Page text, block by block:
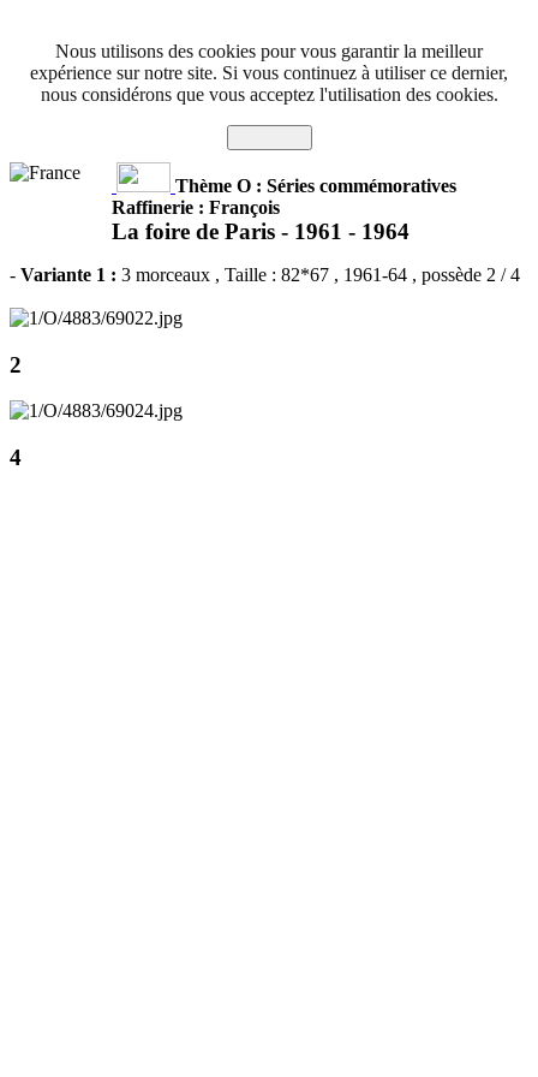
Nous utilisons des cookies pour vous garantir la meilleur
expérience sur notre site. Si vous continuez à utiliser ce dernier,
nous considérons que vous acceptez l'utilisation des cookies.
Thème O : Séries commémoratives
Raffinerie : François
La foire de Paris - 1961 - 1964
- Variante 1 : 3 morceaux , Taille : 82*67 , 1961-64 , possède 2 / 4
2
4